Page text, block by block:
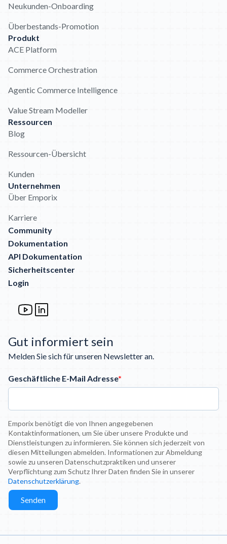
Neukunden-Onboarding
Überbestands-Promotion
Produkt
ACE Platform
Commerce Orchestration
Agentic Commerce Intelligence
Value Stream Modeller
Ressourcen
Blog
Ressourcen-Übersicht
Kunden
Unternehmen
Über Emporix
Karriere
Community
Dokumentation
API Dokumentation
Sicherheitscenter
Login
Gut informiert sein
Melden Sie sich für unseren Newsletter an.
Geschäftliche E-Mail Adresse*
Emporix benötigt die von Ihnen angegebenen
Kontaktinformationen, um Sie über unsere Produkte und
Dienstleistungen zu informieren. Sie können sich jederzeit von
diesen Mitteilungen abmelden. Informationen zur Abmeldung
sowie zu unseren Datenschutzpraktiken und unserer
Verpflichtung zum Schutz Ihrer Daten finden Sie in unserer
Datenschutzerklärung.